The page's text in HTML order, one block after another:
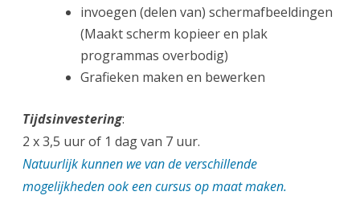
invoegen (delen van) schermafbeeldingen
(Maakt scherm kopieer en plak
programmas overbodig)
Grafieken maken en bewerken
Tijdsinvestering:
2 x 3,5 uur of 1 dag van 7 uur.
Natuurlijk kunnen we van de verschillende
mogelijkheden ook een cursus op maat maken.